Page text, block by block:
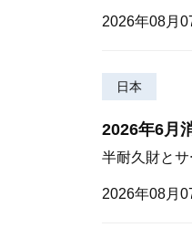
2026年08月
日本
2026年6月
半耐久財と
2026年08月